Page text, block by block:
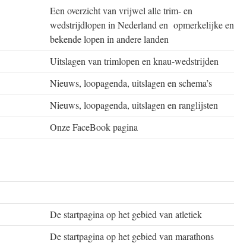
Een overzicht van vrijwel alle trim- en
wedstrijdlopen in Nederland en opmerkelijke en
bekende lopen in andere landen
Uitslagen van trimlopen en knau-wedstrijden
Nieuws, loopagenda, uitslagen en schema’s
Nieuws, loopagenda, uitslagen en ranglijsten
Onze FaceBook pagina
De startpagina op het gebied van atletiek
De startpagina op het gebied van marathons